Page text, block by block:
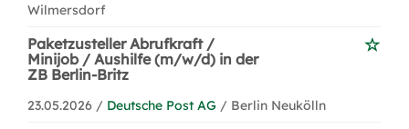
Wilmersdorf
Paketzusteller Abrufkraft /
Minijob / Aushilfe (m/w/d) in der
ZB Berlin-Britz
23.05.2026 / Deutsche Post AG / Berlin Neukölln